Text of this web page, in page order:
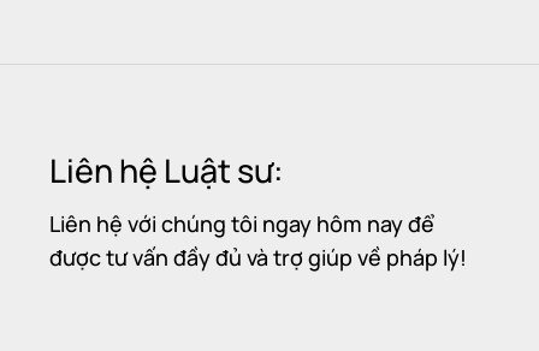
Liên hệ Luật sư:
Liên hệ với chúng tôi ngay hôm nay để
được tư vấn đầy đủ và trợ giúp về pháp lý!